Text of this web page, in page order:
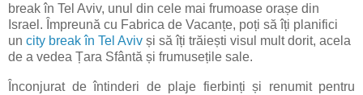
break în Tel Aviv, unul din cele mai frumoase orașe din
Israel. Împreună cu Fabrica de Vacanțe, poți să îți planifici
un city break în Tel Aviv și să îți trăiești visul mult dorit, acela
de a vedea Țara Sfântă și frumusețile sale.
Înconjurat de întinderi de plaje fierbinți și renumit pentru